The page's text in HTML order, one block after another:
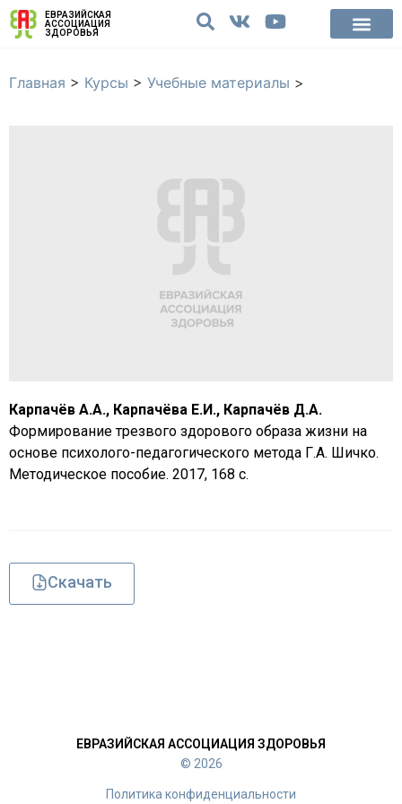
ЕВРАЗИЙСКАЯ
АССОЦИАЦИЯ
ЗДОРОВЬЯ
Главная > Курсы > Учебные материалы >
Карпачёв А.А., Карпачёва Е.И., Карпачёв Д.А.
Формирование трезвого здорового образа жизни на
основе психолого-педагогического метода Г.А. Шичко.
Методическое пособие. 2017, 168 с.
Скачать
ЕВРАЗИЙСКАЯ АССОЦИАЦИЯ ЗДОРОВЬЯ
© 2026
Политика конфиденциальности